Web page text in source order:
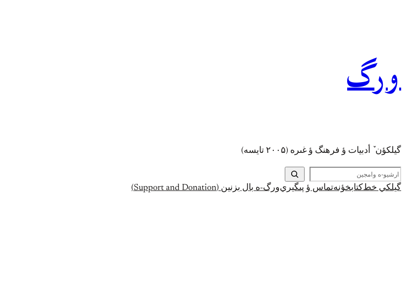
ورگ
گيلکؤن ٚ أدبیات ؤ فرهنگ ؤ غىره (۲۰۰۵ تايسه)
ج
س
تگيلکي خط کتابخؤنهتماس ؤ پىگيريورگ-ه بال بزنين (Support and Donation)